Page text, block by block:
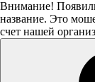
Внимание!
название. Это
счет нашей